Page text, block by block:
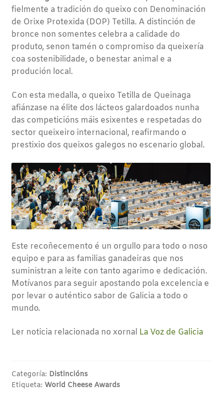
fielmente a tradición do queixo con Denominación
de Orixe Protexida (DOP) Tetilla. A distinción de
bronce non somentes celebra a calidade do
produto, senon tamén o compromiso da queixería
coa sostenibilidade, o benestar animal e a
produción local.
Con esta medalla, o queixo Tetilla de Queinaga
afiánzase na élite dos lácteos galardoados nunha
das competicións máis esixentes e respetadas do
sector queixeiro internacional, reafirmando o
prestixio dos queixos galegos no escenario global.
Este recoñecemento é un orgullo para todo o noso
equipo e para as familias ganadeiras que nos
suministran a leite con tanto agarimo e dedicación.
Motívanos para seguir apostando pola excelencia e
por levar o auténtico sabor de Galicia a todo o
mundo.
Ler noticia relacionada no xornal La Voz de Galicia
Categoría: Distincións
Etiqueta: World Cheese Awards